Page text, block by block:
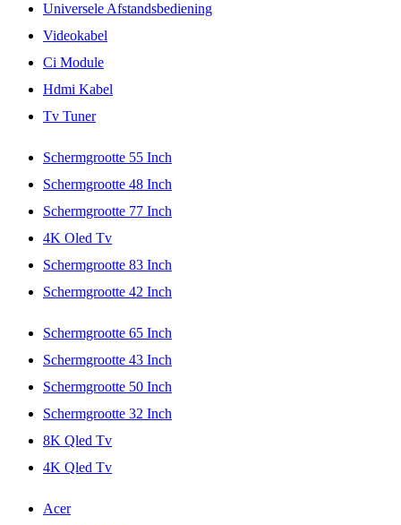
Universele Afstandsbediening
Videokabel
Ci Module
Hdmi Kabel
Tv Tuner
Schermgrootte 55 Inch
Schermgrootte 48 Inch
Schermgrootte 77 Inch
4K Oled Tv
Schermgrootte 83 Inch
Schermgrootte 42 Inch
Schermgrootte 65 Inch
Schermgrootte 43 Inch
Schermgrootte 50 Inch
Schermgrootte 32 Inch
8K Qled Tv
4K Qled Tv
Acer